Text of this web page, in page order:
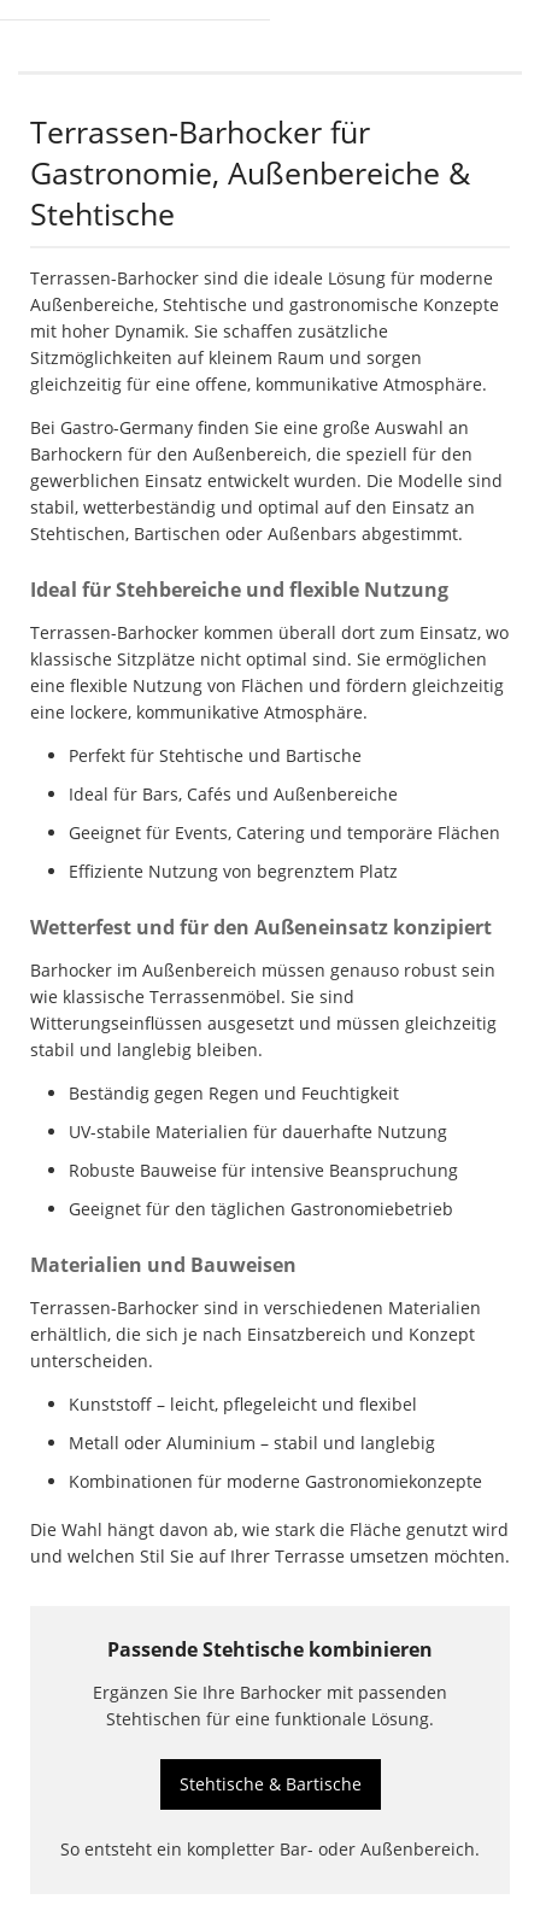
Terrassen-Barhocker für
Gastronomie, Außenbereiche &
Stehtische
Terrassen-Barhocker sind die ideale Lösung für moderne
Außenbereiche, Stehtische und gastronomische Konzepte
mit hoher Dynamik. Sie schaffen zusätzliche
Sitzmöglichkeiten auf kleinem Raum und sorgen
gleichzeitig für eine offene, kommunikative Atmosphäre.
Bei Gastro-Germany finden Sie eine große Auswahl an
Barhockern für den Außenbereich, die speziell für den
gewerblichen Einsatz entwickelt wurden. Die Modelle sind
stabil, wetterbeständig und optimal auf den Einsatz an
Stehtischen, Bartischen oder Außenbars abgestimmt.
Ideal für Stehbereiche und flexible Nutzung
Terrassen-Barhocker kommen überall dort zum Einsatz, wo
klassische Sitzplätze nicht optimal sind. Sie ermöglichen
eine flexible Nutzung von Flächen und fördern gleichzeitig
eine lockere, kommunikative Atmosphäre.
Perfekt für Stehtische und Bartische
Ideal für Bars, Cafés und Außenbereiche
Geeignet für Events, Catering und temporäre Flächen
Effiziente Nutzung von begrenztem Platz
Wetterfest und für den Außeneinsatz konzipiert
Barhocker im Außenbereich müssen genauso robust sein
wie klassische Terrassenmöbel. Sie sind
Witterungseinflüssen ausgesetzt und müssen gleichzeitig
stabil und langlebig bleiben.
Beständig gegen Regen und Feuchtigkeit
UV-stabile Materialien für dauerhafte Nutzung
Robuste Bauweise für intensive Beanspruchung
Geeignet für den täglichen Gastronomiebetrieb
Materialien und Bauweisen
Terrassen-Barhocker sind in verschiedenen Materialien
erhältlich, die sich je nach Einsatzbereich und Konzept
unterscheiden.
Kunststoff – leicht, pflegeleicht und flexibel
Metall oder Aluminium – stabil und langlebig
Kombinationen für moderne Gastronomiekonzepte
Die Wahl hängt davon ab, wie stark die Fläche genutzt wird
und welchen Stil Sie auf Ihrer Terrasse umsetzen möchten.
Passende Stehtische kombinieren
Ergänzen Sie Ihre Barhocker mit passenden
Stehtischen für eine funktionale Lösung.
Stehtische & Bartische
So entsteht ein kompletter Bar- oder Außenbereich.